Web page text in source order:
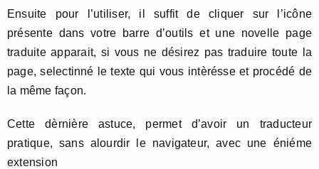
Ensuite pour l’utiliser, il suffit de cliquer sur l’icône
présente dans votre barre d’outils et une novelle page
traduite apparait, si vous ne désirez pas traduire toute la
page, selectinné le texte qui vous intèrésse et procédé de
la même façon.
Cette dèrnière astuce, permet d’avoir un traducteur
pratique, sans alourdir le navigateur, avec une éniéme
extension